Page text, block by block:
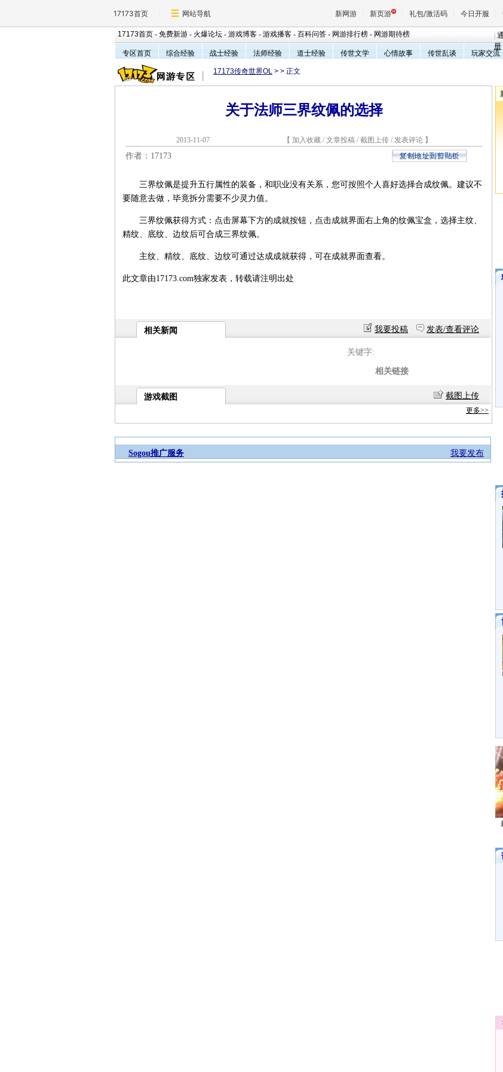
17173首页 网站导航 新网游 新页游 礼包/激活码 今日开服
17173首页 - 免费新游 - 火爆论坛 - 游戏博客 - 游戏播客 - 百科问答 - 网游排行榜 - 网游期待榜
册
专区首页
综合经验 战士经验 法师经验 道士经验 传世文学 心情故事 传世乱谈 玩家交流
17173传奇世界OL > > 正文
关于法师三界纹佩的选择
2013-11-07 【 加入收藏 / 文章投稿 / 截图上传 / 发表评论 】
作者：17173
三界纹佩是提升五行属性的装备，和职业没有关系，您可按照个人喜好选择合成纹佩。建议不
要随意去做，毕竟拆分需要不少灵力值。
三界纹佩获得方式：点击屏幕下方的成就按钮，点击成就界面右上角的纹佩宝盒，选择主纹、
精纹、底纹、边纹后可合成三界纹佩。
主纹、精纹、底纹、边纹可通过达成成就获得，可在成就界面查看。
此文章由17173.com独家发表，转载请注明出处
相关新闻 我要投稿 发表/查看评论
关键字:
相关链接
游戏截图 截图上传
更多>>
我要发布
Sogou推广服务